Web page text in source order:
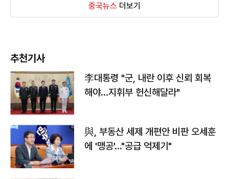
중국뉴스 더보기
추천기사
李대통령 "군, 내란 이후 신뢰 회복
해야…지휘부 헌신해달라"
與, 부동산 세제 개편안 비판 오세훈
에 '맹공'…"공급 억제기"